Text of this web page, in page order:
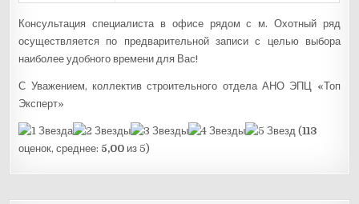
Консультация специалиста в офисе рядом с м. Охотный ряд
осуществляется по предварительной записи с целью выбора
наиболее удобного времени для Вас!
С Уважением, коллектив строительного отдела АНО ЭПЦ «Топ
Эксперт»
(113
оценок, среднее: 5,00 из 5)